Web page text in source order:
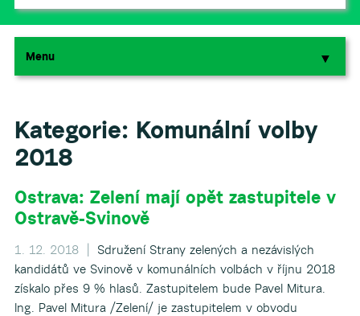
Menu ▼
▼
Kategorie: Komunální volby
2018
Ostrava: Zelení mají opět zastupitele v
Ostravě-Svinově
1. 12. 2018 |
Sdružení Strany zelených a nezávislých
kandidátů ve Svinově v komunálních volbách v říjnu 2018
získalo přes 9 % hlasů. Zastupitelem bude Pavel Mitura.
Ing. Pavel Mitura /Zelení/ je zastupitelem v obvodu